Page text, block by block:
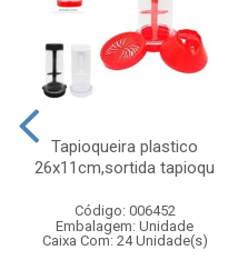
Tapioqueira plastico
26x11cm,sortida tapioqu
Código: 006452
Embalagem: Unidade
Caixa Com: 24 Unidade(s)